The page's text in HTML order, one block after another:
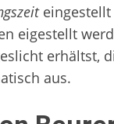
eingestellt
eigestellt
erhältst,
aus.